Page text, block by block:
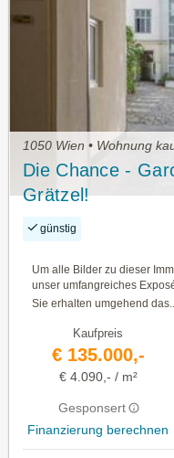
1050 Wien • Wohnung
Die Chance -
Grätzel!
günstig
Um alle Bilder zu dieser
unser umfangreiches
Sie erhalten umgehend das...
Kaufpreis
€ 135.000,-
€ 4.090,- / m²
Gesponsert
Finanzierung berechnen